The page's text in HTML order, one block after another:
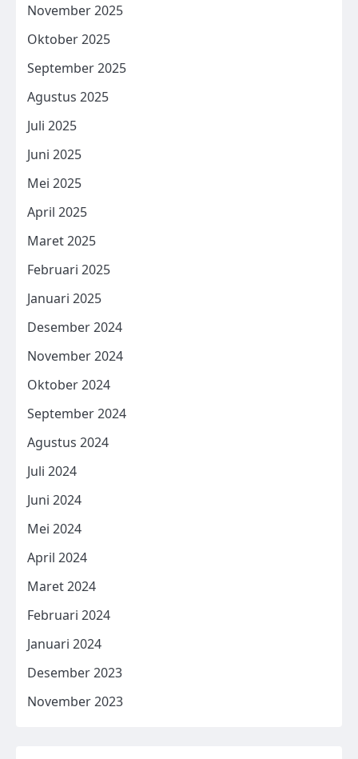
November 2025
Oktober 2025
September 2025
Agustus 2025
Juli 2025
Juni 2025
Mei 2025
April 2025
Maret 2025
Februari 2025
Januari 2025
Desember 2024
November 2024
Oktober 2024
September 2024
Agustus 2024
Juli 2024
Juni 2024
Mei 2024
April 2024
Maret 2024
Februari 2024
Januari 2024
Desember 2023
November 2023